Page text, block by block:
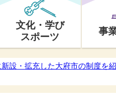
文化・学び
スポーツ
事
新設・拡充した大府市の制度を